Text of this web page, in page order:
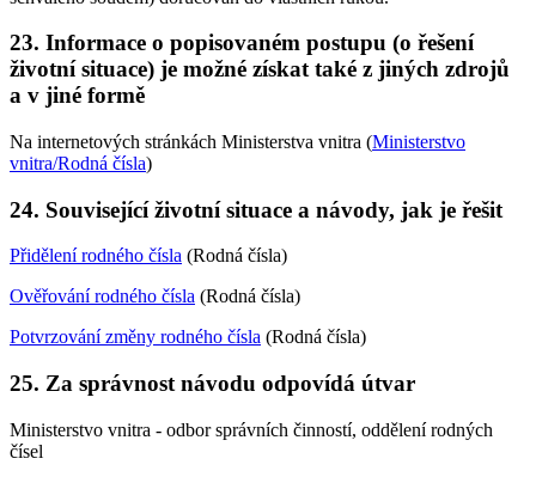
23. Informace o popisovaném postupu (o řešení
životní situace) je možné získat také z jiných zdrojů
a v jiné formě
Na internetových stránkách Ministerstva vnitra (Ministerstvo
vnitra/Rodná čísla)
24. Související životní situace a návody, jak je řešit
Přidělení rodného čísla (Rodná čísla)
Ověřování rodného čísla (Rodná čísla)
Potvrzování změny rodného čísla (Rodná čísla)
25. Za správnost návodu odpovídá útvar
Ministerstvo vnitra - odbor správních činností, oddělení rodných
čísel